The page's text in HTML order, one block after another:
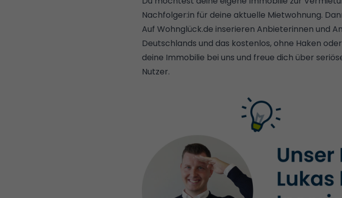
Nachfolger:in für deine aktuelle Mietwohnung.
Auf Wohnglück.de inserieren Anbieterinnen und
Deutschlands und das kostenlos, ohne Haken
deine Immobilie bei uns und freue dich über
Nutzer.